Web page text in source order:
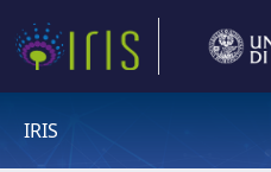
IRIS